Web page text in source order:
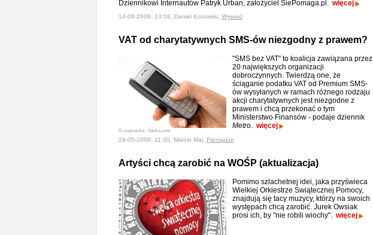
Dziennikowi Internautów Patryk Urban, założyciel SiePomaga.pl. więcej
14-08-2009, 13:08, Daniel Kotowski, Wywiad
VAT od charytatywnych SMS-ów niezgodny z prawem?
© majivecka - fotolia.com
"SMS bez VAT" to koalicja zawiązana przez
20 największych organizacji
dobroczynnych. Twierdzą one, że
ściąganie podatku VAT od Premium SMS-
ów wysyłanych w ramach różnego rodzaju
akcji charytatywnych jest niezgodne z
prawem i chcą przekonać o tym
Ministerstwo Finansów - podaje dziennik
Metro. więcej
28-05-2009, 11:30, Marcin Maj, Pieniądze
Artyści chcą zarobić na WOŚP (aktualizacja)
Pomimo szlachetnej idei, jaka przyświeca
Wielkiej Orkiestrze Świątecznej Pomocy,
znajdują się tacy muzycy, którzy na swoich
występach chcą zarobić. Jurek Owsiak
prosi ich, by "nie robili wiochy". więcej